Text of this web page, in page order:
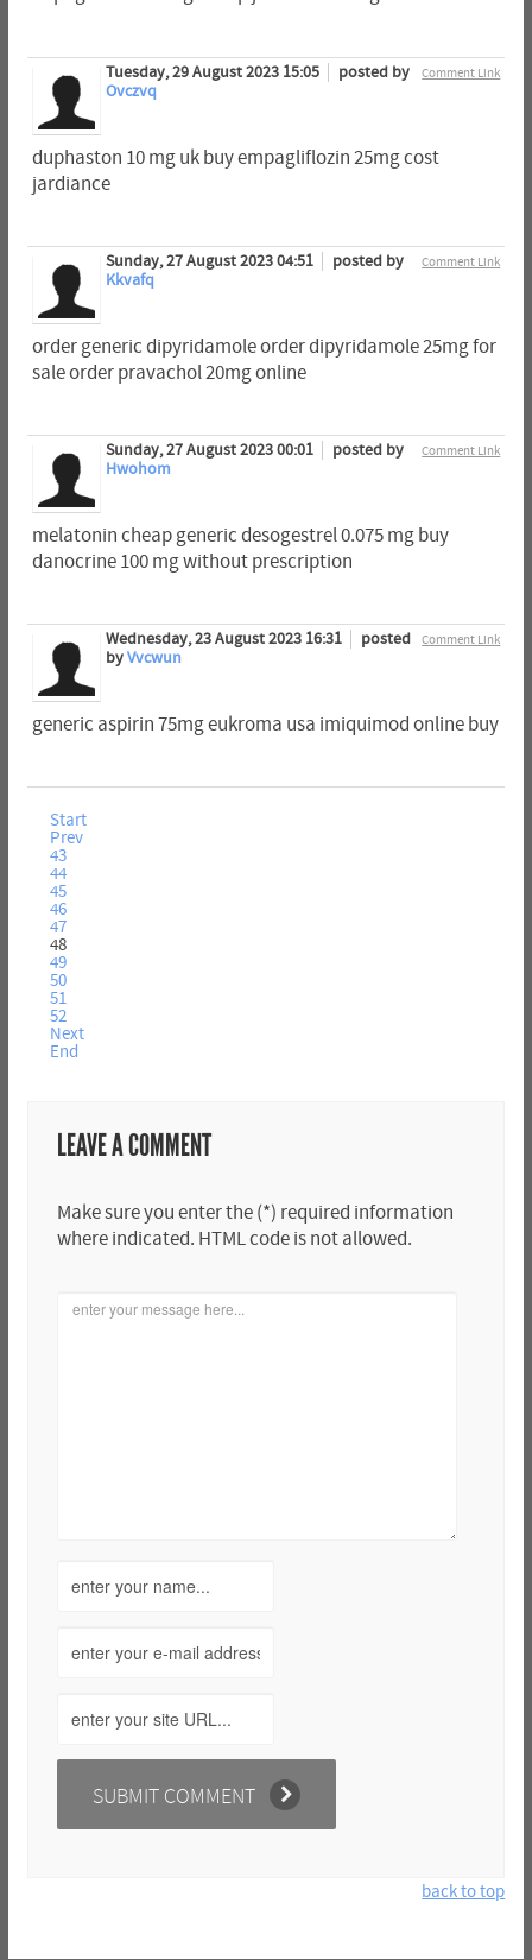
Comment Link
Tuesday, 29 August 2023 15:05
posted by
Ovczvq
duphaston 10 mg uk buy empagliflozin 25mg cost
jardiance
Comment Link
Sunday, 27 August 2023 04:51
posted by
Kkvafq
order generic dipyridamole order dipyridamole 25mg for
sale order pravachol 20mg online
Comment Link
Sunday, 27 August 2023 00:01
posted by
Hwohom
melatonin cheap generic desogestrel 0.075 mg buy
danocrine 100 mg without prescription
Comment Link
Wednesday, 23 August 2023 16:31
posted
byVvcwun
generic aspirin 75mg eukroma usa imiquimod online buy
Start
Prev
43
44
45
46
47
48
49
50
51
52
Next
End
LEAVE A COMMENT
Make sure you enter the (*) required information
where indicated. HTML code is not allowed.
back to top